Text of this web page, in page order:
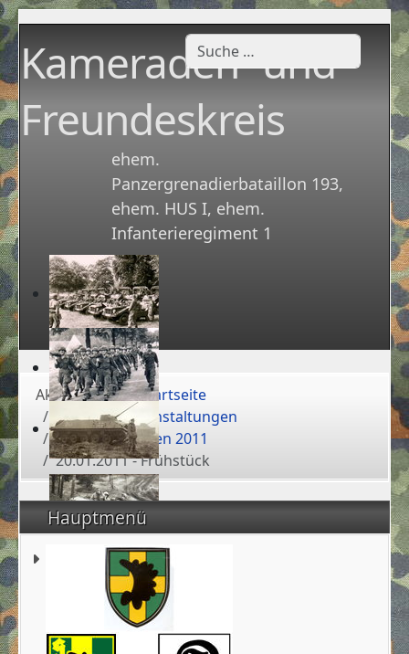
Suchen
Kameraden- und
Freundeskreis
ehem.
Panzergrenadierbataillon 193,
ehem. HUS I, ehem.
Infanterieregiment 1
Aktuelle Seite:Startseite
+ Unsere Veranstaltungen
Veranstaltungen 2011
20.01.2011 - Frühstück
Hauptmenü